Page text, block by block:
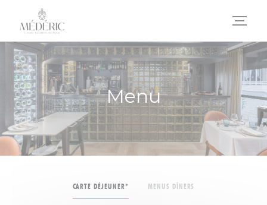
Personalizzazione delle tue scelte sui cookie
Menu
CARTE DÉJEUNER* MENUS DÎNERS